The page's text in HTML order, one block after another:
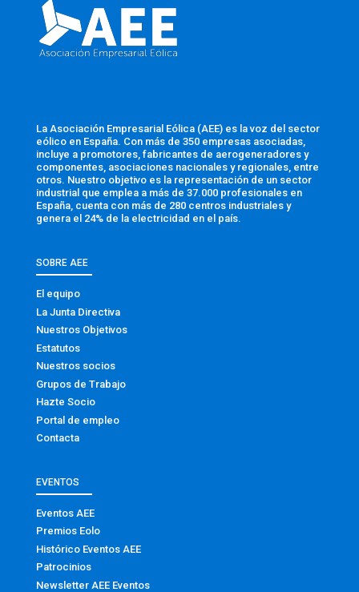
La Asociación Empresarial Eólica (AEE) es la voz del sector
eólico en España. Con más de 350 empresas asociadas,
incluye a promotores, fabricantes de aerogeneradores y
componentes, asociaciones nacionales y regionales, entre
otros. Nuestro objetivo es la representación de un sector
industrial que emplea a más de 37.000 profesionales en
España, cuenta con más de 280 centros industriales y
genera el 24% de la electricidad en el país.
SOBRE AEE
El equipo
La Junta Directiva
Nuestros Objetivos
Estatutos
Nuestros socios
Grupos de Trabajo
Hazte Socio
Portal de empleo
Contacta
EVENTOS
Eventos AEE
Premios Eolo
Histórico Eventos AEE
Patrocinios
Newsletter AEE Eventos